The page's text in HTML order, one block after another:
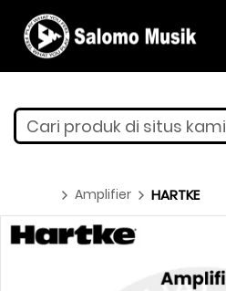
Cari produk di situs kami
Amplifier HARTKE